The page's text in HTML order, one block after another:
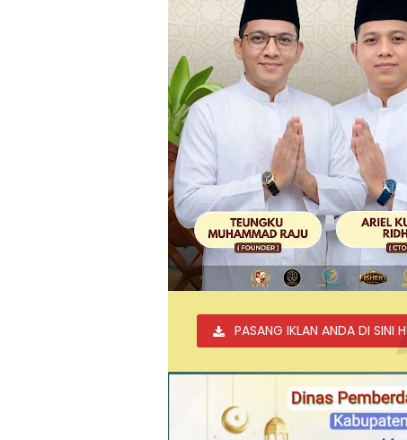
PASANG IKLAN ANDA DI SINI